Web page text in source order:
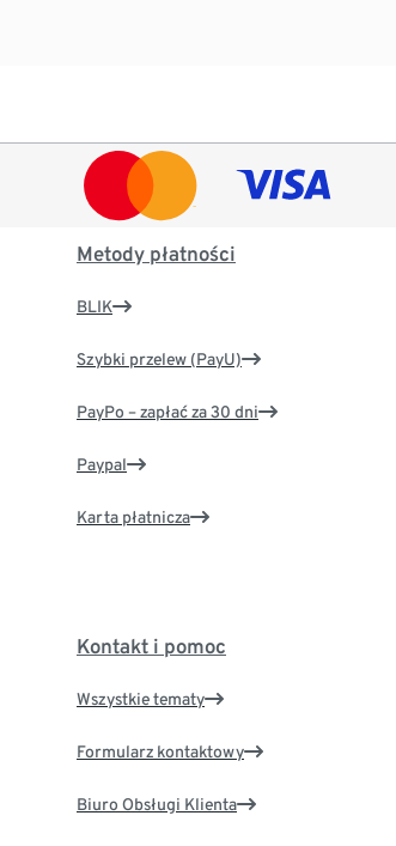
Metody płatności
BLIK
Szybki przelew (PayU)
PayPo – zapłać za 30 dni
Paypal
Karta płatnicza
Kontakt i pomoc
Wszystkie tematy
Formularz kontaktowy
Biuro Obsługi Klienta